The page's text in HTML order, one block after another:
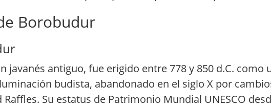
Borobudur
javanés antiguo, fue erigido entre 778 y 850 d.C. como
budista, abandonado en el siglo X por
Su estatus de Patrimonio Mundial UNESCO